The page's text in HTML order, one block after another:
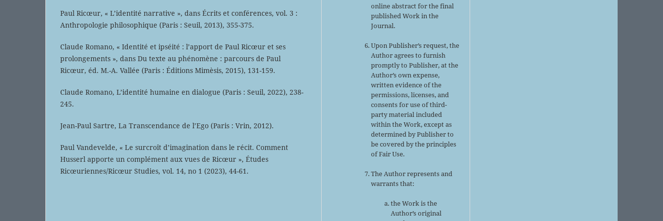
Paul Ricœur, « L’identité narrative », dans Écrits et conférences, vol. 3 :
Anthropologie philosophique (Paris : Seuil, 2013), 355-375.
Claude Romano, « Identité et ipséité : l’apport de Paul Ricœur et ses
prolongements », dans Du texte au phénomène : parcours de Paul
Ricœur, éd. M.-A. Vallée (Paris : Éditions Mimèsis, 2015), 131-159.
Claude Romano, L’identité humaine en dialogue (Paris : Seuil, 2022), 238-
245.
Jean-Paul Sartre, La Transcendance de l’Ego (Paris : Vrin, 2012).
Paul Vandevelde, « Le surcroît d’imagination dans le récit. Comment
Husserl apporte un complément aux vues de Ricœur », Études
Ricœuriennes/Ricœur Studies, vol. 14, no 1 (2023), 44-61.
online abstract for the final
published Work in the
Journal.
Upon Publisher’s request, the
Author agrees to furnish
promptly to Publisher, at the
Author’s own expense,
written evidence of the
permissions, licenses, and
consents for use of third-
party material included
within the Work, except as
determined by Publisher to
be covered by the principles
of Fair Use.
The Author represents and
warrants that:
the Work is the
Author’s original